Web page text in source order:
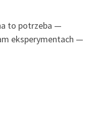
to potrzeba —
eksperymentach —